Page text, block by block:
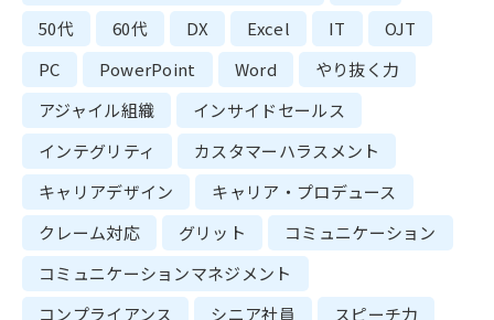
50代
60代 DX Excel IT
OJT
PC
PowerPoint Word
やり抜く力
アジャイル組織
インサイドセールス
インテグリティ
カスタマーハラスメント
キャリアデザイン
キャリア・プロデュース
クレーム対応
グリット
コミュニケーション
コミュニケーションマネジメント
コンプライアンス
シニア社員
スピーチ力